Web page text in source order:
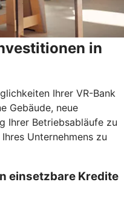
in
Ihrer VR-Bank
Gebäude, neue
Ihrer Betriebsabläufe zu
Unternehmens zu
einsetzbare Kredite